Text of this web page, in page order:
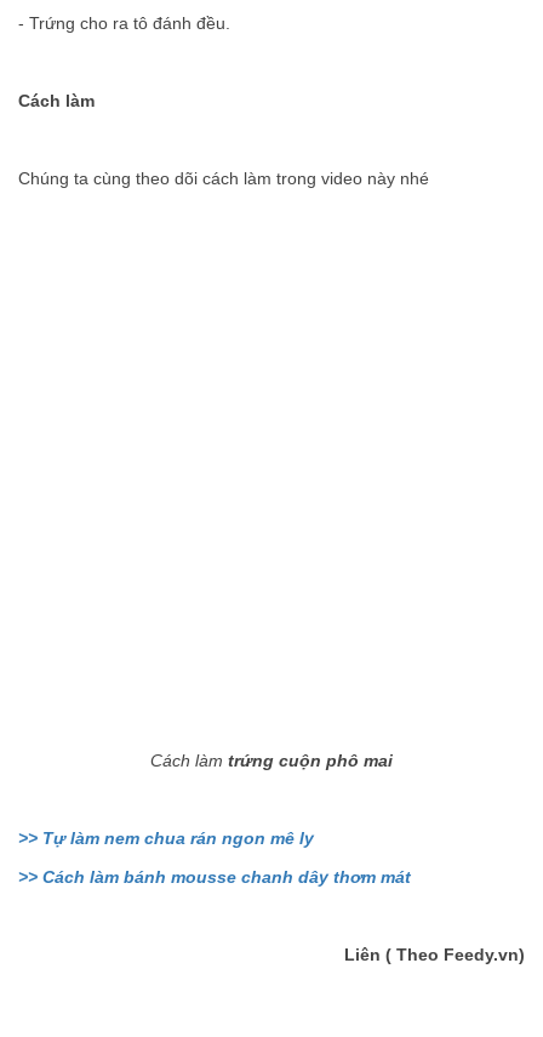
- Trứng cho ra tô đánh đều.
Cách làm
Chúng ta cùng theo dõi cách làm trong video này nhé
Cách làm trứng cuộn phô mai
>> Tự làm nem chua rán ngon mê ly
>> Cách làm bánh mousse chanh dây thơm mát
Liên ( Theo Feedy.vn)